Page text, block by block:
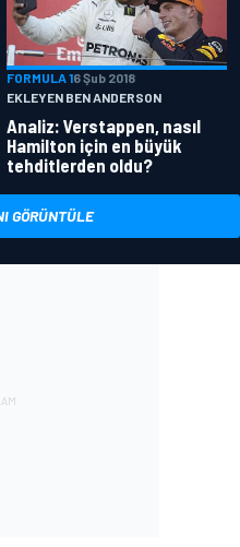
FORMULA 16 Şub 2018
EKLEYEN BEN ANDERSON
Analiz: Verstappen, nasıl
Hamilton için en büyük
tehditlerden oldu?
GÖRÜNTÜLE